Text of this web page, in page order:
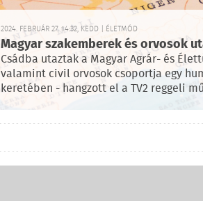
2024. FEBRUÁR 27. 14:32, KEDD | ÉLETMÓD
Magyar szakemberek és orvosok
Csádba utaztak a Magyar Agrár- és
valamint civil orvosok csoportja egy
keretében - hangzott el a TV2 reggeli